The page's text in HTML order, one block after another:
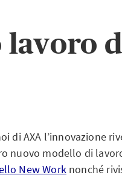
di AXA l’innovazione
nuovo modello di
New Worknonché